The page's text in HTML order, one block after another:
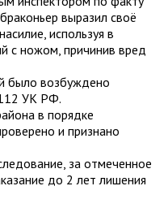
выразил своё
используя в
с ножом, причинив вред
было возбуждено
112 УК РФ.
в порядке
и признано
за отмеченное
до 2 лет лишения